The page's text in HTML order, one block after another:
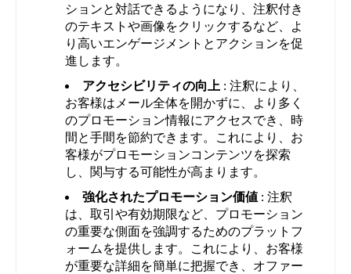
ションと対話できるようになり、注釈付き
のテキストや画像をクリックするなど、よ
り高いエンゲージメントとアクションを促
進します。
アクセシビリティの向上 : 注釈により、
お客様はメール全体を開かずに、より多く
のプロモーション情報にアクセスでき、時
間と手間を節約できます。これにより、お
客様がプロモーションコンテンツを探索
し、関与する可能性が高まります。
強化されたプロモーション価値 : 注釈
は、取引や有効期限など、プロモーション
の重要な側面を強調するためのプラットフ
ォームを提供します。これにより、お客様
が重要な詳細を簡単に把握でき、オファー